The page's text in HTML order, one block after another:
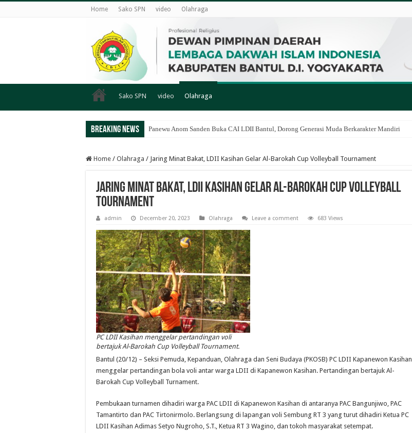
Home Sako SPN video Olahraga
Sako SPN video Olahraga
Breaking News Panewu Anom Sanden Buka CAI LDII Bantul, Dorong Generasi Muda Berkarakter Mandiri
Home / Olahraga / Jaring Minat Bakat, LDII Kasihan Gelar Al-Barokah Cup Volleyball Tournament
Jaring Minat Bakat, LDII Kasihan Gelar Al-Barokah Cup Volleyball
Tournament
admin December 20, 2023 Olahraga Leave a comment 683 Views
PC LDII Kasihan menggelar pertandingan voli
bertajuk Al-Barokah Cup Volleyball Tournament.
Bantul (20/12) – Seksi Pemuda, Kepanduan, Olahraga dan Seni Budaya (PKOSB) PC LDII Kapanewon Kasihan
menggelar pertandingan bola voli antar warga LDII di Kapanewon Kasihan. Pertandingan bertajuk Al-
Barokah Cup Volleyball Turnament.
Pembukaan turnamen dihadiri warga PAC LDII di Kapanewon Kasihan di antaranya PAC Bangunjiwo, PAC
Tamantirto dan PAC Tirtonirmolo. Berlangsung di lapangan voli Sembung RT 3 yang turut dihadiri Ketua PC
LDII Kasihan Adimas Setyo Nugroho, S.T., Ketua RT 3 Wagino, dan tokoh masyarakat setempat.